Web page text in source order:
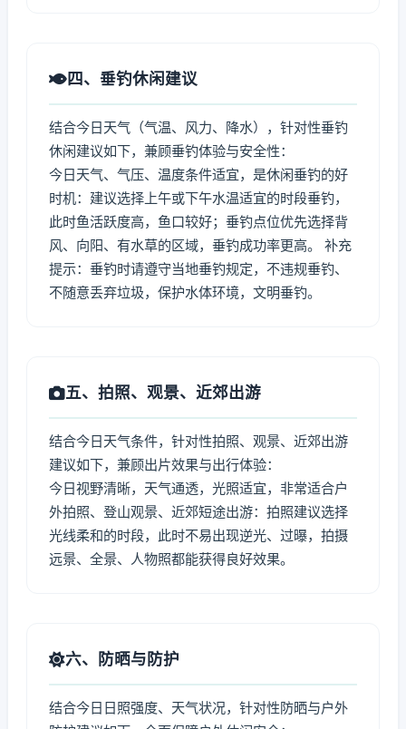
四、垂钓休闲建议
结合今日天气（气温、风力、降水），针对性垂钓
休闲建议如下，兼顾垂钓体验与安全性：
今日天气、气压、温度条件适宜，是休闲垂钓的好
时机：建议选择上午或下午水温适宜的时段垂钓，
此时鱼活跃度高，鱼口较好；垂钓点位优先选择背
风、向阳、有水草的区域，垂钓成功率更高。 补充
提示：垂钓时请遵守当地垂钓规定，不违规垂钓、
不随意丢弃垃圾，保护水体环境，文明垂钓。
五、拍照、观景、近郊出游
结合今日天气条件，针对性拍照、观景、近郊出游
建议如下，兼顾出片效果与出行体验：
今日视野清晰，天气通透，光照适宜，非常适合户
外拍照、登山观景、近郊短途出游：拍照建议选择
光线柔和的时段，此时不易出现逆光、过曝，拍摄
远景、全景、人物照都能获得良好效果。
六、防晒与防护
结合今日日照强度、天气状况，针对性防晒与户外